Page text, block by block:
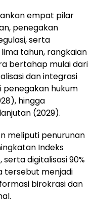
empat pilar
penegakan
serta
tahun, rangkaian
bertahap mulai dari
dan integrasi
penegakan hukum
hingga
(2029).
meliputi penurunan
Indeks
serta digitalisasi 90%
tersebut menjadi
birokrasi dan